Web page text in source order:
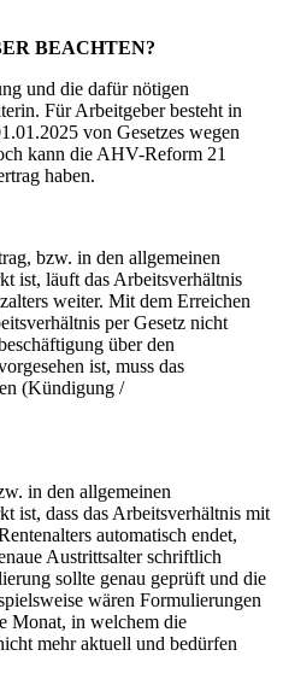
BEACHTEN?
und die dafür nötigen
Für Arbeitgeber besteht in
von Gesetzes wegen
kann die AHV-Reform 21
haben.
bzw. in den allgemeinen
ist, läuft das Arbeitsverhältnis
weiter. Mit dem Erreichen
per Gesetz nicht
über den
ist, muss das
(Kündigung /
in den allgemeinen
ist, dass das Arbeitsverhältnis mit
automatisch endet,
Austrittsalter schriftlich
sollte genau geprüft und die
wären Formulierungen
Monat, in welchem die
mehr aktuell und bedürfen